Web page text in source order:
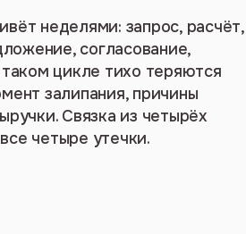
неделями: запрос, расчёт,
согласование,
цикле тихо теряются
залипания, причины
Связка из четырёх
четыре утечки.